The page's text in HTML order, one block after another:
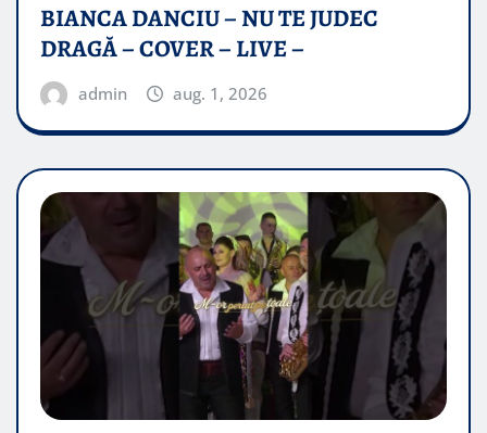
BIANCA DANCIU – NU TE JUDEC
DRAGĂ – COVER – LIVE –
admin aug. 1, 2026